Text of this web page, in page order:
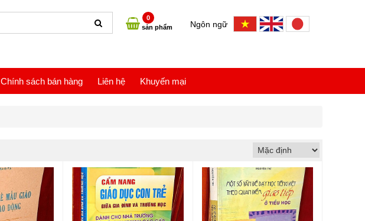
0
sản phẩm
Ngôn ngữ
Chính sách bán hàng Liên hệ Khuyến mại